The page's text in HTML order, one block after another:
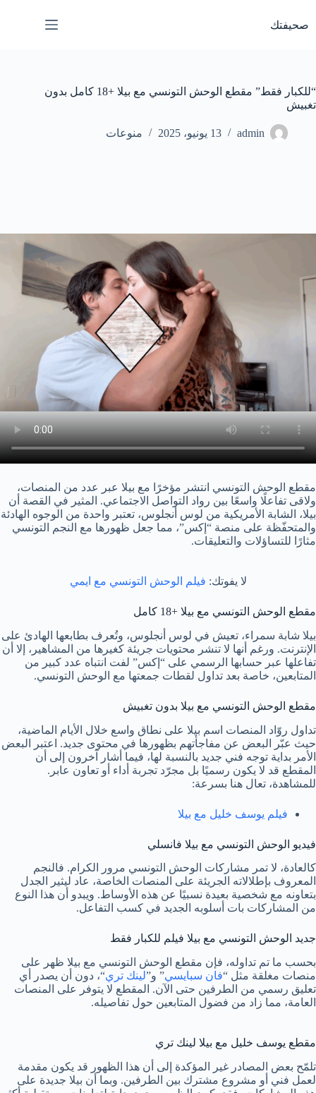
المحتوى
صحيفتك
“للكبار فقط” مقطع الوحش التونسي مع بيلا +18 كامل بدون
تغبيش
admin 13 يونيو، 2025 منوعات
مقطع الوحش التونسي انتشر مؤخرًا مع بيلا عبر عدد من المنصات،
ولاقى تفاعلًا واسعًا بين رواد التواصل الاجتماعي. المثير في القصة أن
بيلا، الشابة الأمريكية من لوس أنجلوس، تعتبر واحدة من الوجوه الهادئة
والمتحفّظة على منصة “إكس”، مما جعل ظهورها مع النجم التونسي
مثارًا للتساؤلات والتعليقات.
لا يفوتك: فيلم الوحش التونسي مع ايمي
مقطع الوحش التونسي مع بيلا +18 كامل
بيلا شابة سمراء، تعيش في لوس أنجلوس، وتُعرف بطابعها الهادئ على
الإنترنت. ورغم أنها لا تنشر محتويات جريئة كغيرها من المشاهير، إلا أن
تفاعلها عبر حسابها الرسمي على “إكس” لفت انتباه عدد كبير من
المتابعين، خاصة بعد تداول لقطات جمعتها مع الوحش التونسي.
مقطع الوحش التونسي مع بيلا بدون تغبيش
تداول روّاد المنصات اسم بيلا على نطاق واسع خلال الأيام الماضية،
حيث عبّر البعض عن مفاجأتهم بظهورها في محتوى جديد. اعتبر البعض
الأمر بداية توجه فني جديد بالنسبة لها، فيما أشار آخرون إلى أن
المقطع قد لا يكون رسميًا بل مجرّد تجربة أداء أو تعاون عابر.
للمشاهدة، تعال هنا بسرعة:
فيلم يوسف خليل مع بيلا
فيديو الوحش التونسي مع بيلا فانسلي
كالعادة، لا تمر مشاركات الوحش التونسي مرور الكرام. فالنجم
المعروف بإطلالاته الجريئة على المنصات الخاصة، عاد ليثير الجدل
بتعاونه مع شخصية بعيدة نسبيًا عن هذه الأوساط. ويبدو أن هذا النوع
من المشاركات بات أسلوبه الجديد في كسب التفاعل.
جديد الوحش التونسي مع بيلا فيلم للكبار فقط
بحسب ما تم تداوله، فإن مقطع الوحش التونسي مع بيلا ظهر على
منصات مغلقة مثل “فان سبايسي” و”لينك تري“، دون أن يصدر أي
تعليق رسمي من الطرفين حتى الآن. المقطع لا يتوفر على المنصات
العامة، مما زاد من فضول المتابعين حول تفاصيله.
مقطع يوسف خليل مع بيلا لينك تري
تلمّح بعض المصادر غير المؤكدة إلى أن هذا الظهور قد يكون مقدمة
لعمل فني أو مشروع مشترك بين الطرفين. وبما أن بيلا جديدة على